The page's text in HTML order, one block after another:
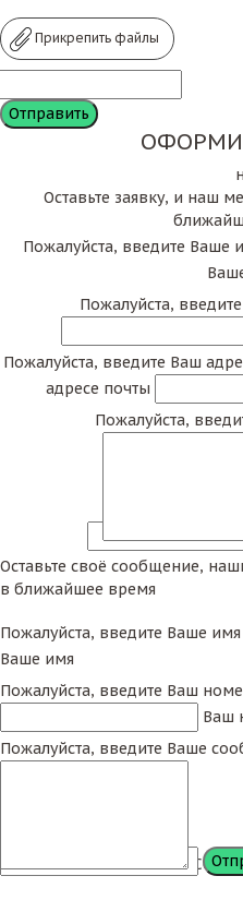
Прикрепить файлы
Оставьте заявку, и наш
Пожалуйста, введите Ваше
Пожалуйста,
Пожалуйста, введите Ваш
адресе почты
Пожалуйста,
Оставьте своё сообщение,
в ближайшее время
Пожалуйста, введите Ваше имя
Ваше имя
Пожалуйста, введите Ваш
Ваш
Пожалуйста, введите Ваше